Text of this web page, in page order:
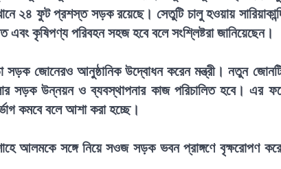
ফুট প্রশস্ত সড়ক রয়েছে। সেতুটি চালু হওয়ায়
কৃষিপণ্য পরিবহন সহজ হবে বলে সংশ্লিষ্টরা জানিয়েছেন।
জোনেরও আনুষ্ঠানিক উদ্বোধন করেন মন্ত্রী। নতুন
সড়ক উন্নয়ন ও ব্যবস্থাপনার কাজ পরিচালিত হবে। এর
কমবে বলে আশা করা হচ্ছে।
আলমকে সঙ্গে নিয়ে সওজ সড়ক ভবন প্রাঙ্গণে বৃক্ষরোপণ